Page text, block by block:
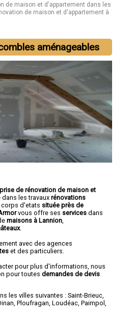
de maison et d'appartement dans les
de maison et d'appartement à
aménageables
de rénovation de maison et
les travaux rénovations
d'etats située près de
vous offre ses services dans
maisons à Lannion
.
avec des agences
et des particuliers.
pour plus d'informations, nous
pour toutes demandes de devis
les villes suivantes : Saint-Brieuc,
, Ploufragan, Loudéac, Paimpol ,